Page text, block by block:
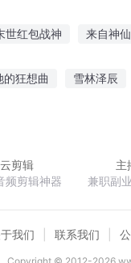
世红包战神 来自神
狂想曲 雪林泽辰
云剪辑
频剪辑神器
主
兼职副
我们 联系我们